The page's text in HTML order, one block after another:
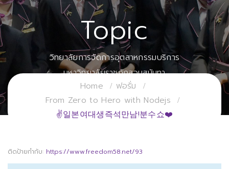
Topic
วิทยาลัยการจัดการอุตสาหกรรมบริการ
มหาวิทยาลัยราชภัฏสวนสุนันทา
Home
ฟอรั่ม
From Zero to Hero with Nodejs
✌일본여대생즉석만남!분수쇼❤️
ติดป้ายกำกับ: https://www.freedom58.net/93